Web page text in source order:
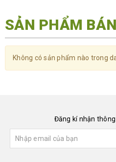
SẢN PHẨM
Không có sản phẩm nào trong
Đăng kí nhận